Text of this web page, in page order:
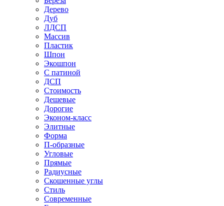
Дерево
Дуб
ЛДСП
Массив
Пластик
Шпон
Экошпон
С патиной
ДСП
Стоимость
Дешевые
Дорогие
Эконом-класс
Элитные
Форма
П-образные
Угловые
Прямые
Радиусные
Скошенные углы
Стиль
Современные